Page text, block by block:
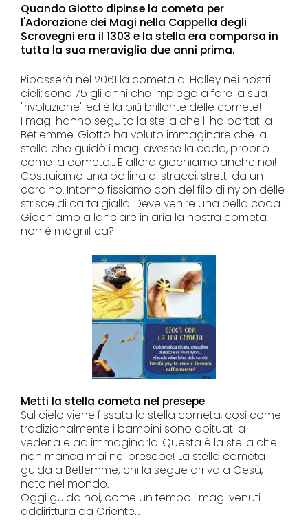
Quando Giotto dipinse la cometa per
l'Adorazione dei Magi nella Cappella degli
Scrovegni era il 1303 e la stella era comparsa in
tutta la sua meraviglia due anni prima.
Ripasserà nel 2061 la cometa di Halley nei nostri
cieli: sono 75 gli anni che impiega a fare la sua
"rivoluzione" ed è la più brillante delle comete!
I magi hanno seguito la stella che li ha portati a
Betlemme. Giotto ha voluto immaginare che la
stella che guidò i magi avesse la coda, proprio
come la cometa… E allora giochiamo anche noi!
Costruiamo una pallina di stracci, stretti da un
cordino. Intorno fissiamo con del filo di nylon delle
strisce di carta gialla. Deve venire una bella coda.
Giochiamo a lanciare in aria la nostra cometa,
non è magnifica?
Metti la stella cometa nel presepe
Sul cielo viene fissata la stella cometa, così come
tradizionalmente i bambini sono abituati a
vederla e ad immaginarla. Questa è la stella che
non manca mai nel presepe! La stella cometa
guida a Betlemme; chi la segue arriva a Gesù,
nato nel mondo.
Oggi guida noi, come un tempo i magi venuti
addirittura da Oriente…